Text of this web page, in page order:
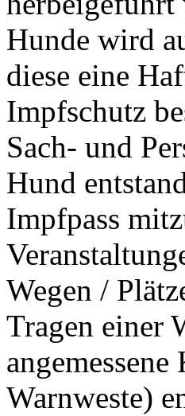
Hunde wird
diese eine
Impfschutz
Sach- und
Hund
Impfpass
Wegen /
Tragen einer
Warnweste)